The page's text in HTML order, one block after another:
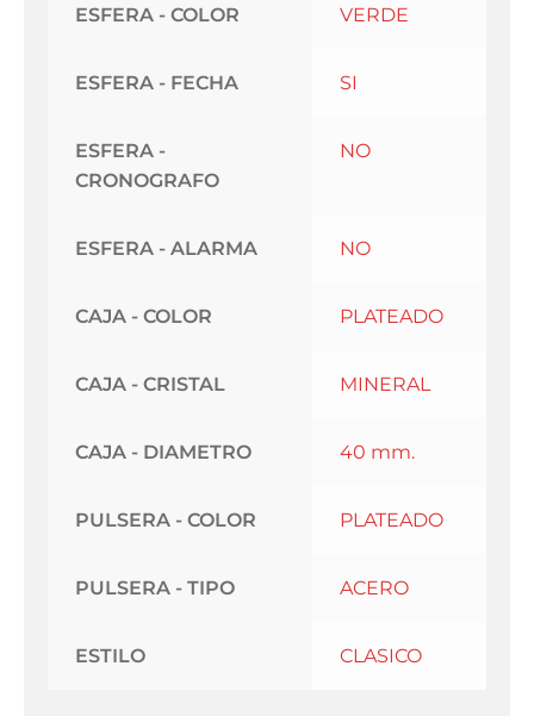
ESFERA - COLOR VERDE
ESFERA - FECHA SI
ESFERA -
CRONOGRAFO
NO
ESFERA - ALARMA NO
CAJA - COLOR PLATEADO
CAJA - CRISTAL MINERAL
CAJA - DIAMETRO 40 mm.
PULSERA - COLOR PLATEADO
PULSERA - TIPO ACERO
ESTILO CLASICO